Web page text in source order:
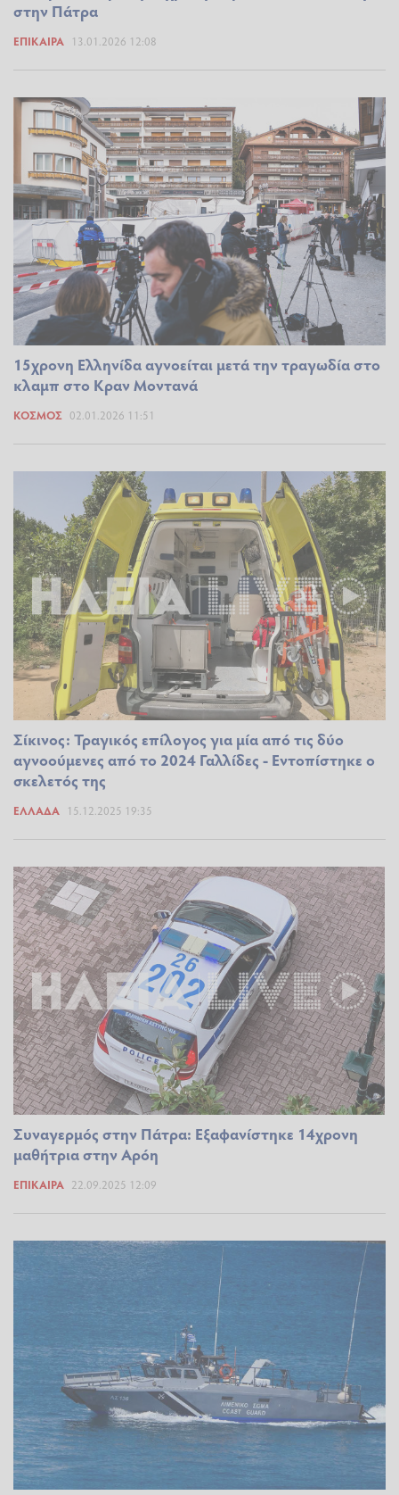
στην Πάτρα
ΕΠΊΚΑΙΡΑ 13.01.2026 12:08
15χρονη Ελληνίδα αγνοείται μετά την τραγωδία στο
κλαμπ στο Κραν Μοντανά
ΚΌΣΜΟΣ 02.01.2026 11:51
Σίκινος: Τραγικός επίλογος για μία από τις δύο
αγνοούμενες από το 2024 Γαλλίδες - Εντοπίστηκε ο
σκελετός της
ΕΛΛΆΔΑ 15.12.2025 19:35
Συναγερμός στην Πάτρα: Εξαφανίστηκε 14χρονη
μαθήτρια στην Αρόη
ΕΠΊΚΑΙΡΑ 22.09.2025 12:09